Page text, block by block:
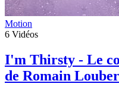
Motion
6 Vidéos
I'm Thirsty - Le
de Romain